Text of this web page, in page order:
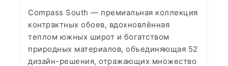
Compass South — премиальная коллекция
контрактных обоев, вдохновлённая
теплом южных широт и богатством
природных материалов, объединяющая 52
дизайн-решения, отражающих множество